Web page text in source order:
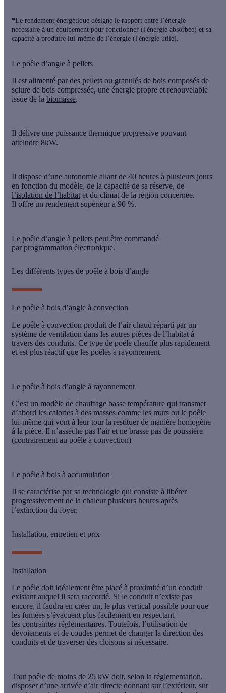
*Le rendement énergétique désigne le rapport entre l’énergie
nécessaire à un équipement pour fonctionner (l'énergie absorbée) et sa
capacité à produire lui-même de l’énergie (l'énergie utile).
Le poêle d’angle à pellets
Il est alimenté par des pellets ou granulés de bois composés de
sciure de bois compressée, une énergie propre et renouvelable
issue de la biomasse.
Il délivre une puissance thermique progressive pouvant
atteindre 8kW.
Il dispose d’une autonomie allant de 40 heures à plusieurs jours
en fonction du modèle, de la capacité de sa réserve, de
l’isolation de l’habitat et du climat de la région concernée.
Il offre un rendement supérieur à 90 %.
Le poêle d’angle à pellets peut être commandé
par programmation électronique.
Les différents types de poêle à bois d’angle
Le poêle à bois d’angle à convection
Le poêle à convection produit de l’air chaud réparti par un
système de ventilation dans les autres pièces de l’habitat à
travers des conduits. Ce type de poêle chauffe plus rapidement
et est plus réactif que les poêles à rayonnement.
Le poêle à bois d’angle à rayonnement
C’est un modèle de chauffage basse température qui transmet
d’abord les calories à des masses comme les murs ou le poêle
lui-même qui vont à leur tour la restituer de manière homogène
à la pièce. Il n’assèche pas l’air et ne brasse pas de poussière
(contrairement au poêle à convection)
Le poêle à bois à accumulation
Il se caractérise par sa technologie qui consiste à libérer
progressivement de la chaleur plusieurs heures après
l’extinction du foyer.
Installation, entretien et prix
Installation
Le poêle doit idéalement être placé à proximité d’un conduit
existant auquel il sera raccordé. Si le conduit n’existe pas
encore, il faudra en créer un, le plus vertical possible pour que
les fumées s’évacuent plus facilement en respectant
les contraintes réglementaires. Toutefois, l’utilisation de
dévoiements et de coudes permet de changer la direction des
conduits et de traverser des cloisons si nécessaire.
Tout poêle de moins de 25 kW doit, selon la réglementation,
disposer d’une arrivée d’air directe donnant sur l’extérieur, sur